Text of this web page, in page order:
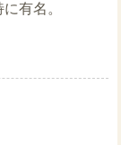
有名。